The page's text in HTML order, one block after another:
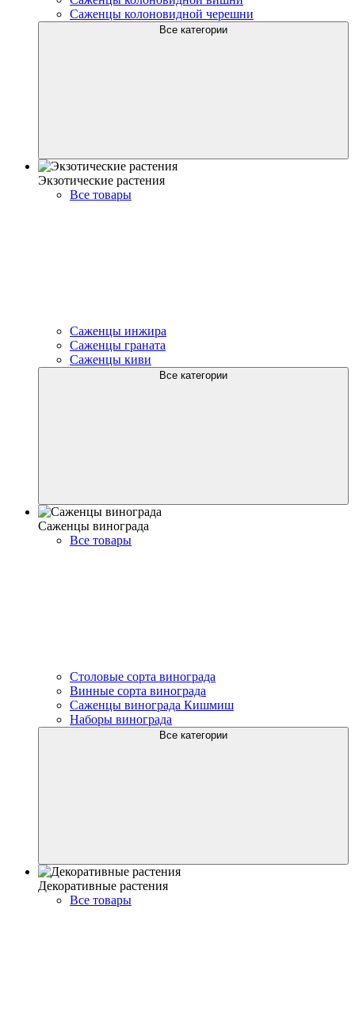
Саженцы колоновидной черешни
Все категории
Экзотические растения
Все товары
Саженцы инжира
Саженцы граната
Саженцы киви
Все категории
Саженцы винограда
Все товары
Столовые сорта винограда
Винные сорта винограда
Саженцы винограда Кишмиш
Наборы винограда
Все категории
Декоративные растения
Все товары